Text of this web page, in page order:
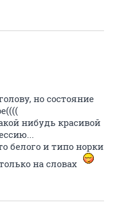
но состояние
нибудь красивой
белого и типо норки
на словах